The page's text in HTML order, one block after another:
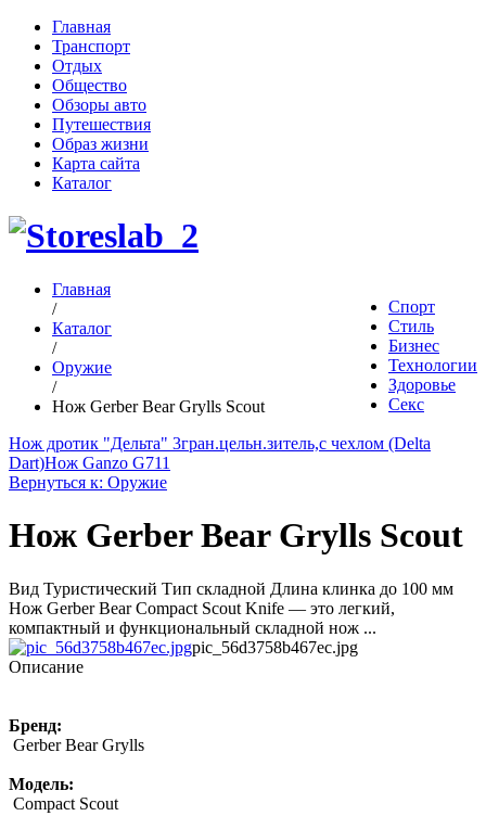
Главная
Транспорт
Отдых
Общество
Обзоры авто
Путешествия
Образ жизни
Карта сайта
Каталог
Спорт
Стиль
Бизнес
Технологии
Здоровье
Секс
Главная
/
Каталог
/
Оружие
/
Нож Gerber Bear Grylls Scout
Нож дротик "Дельта" 3гран.цельн.зитель,с чехлом (Delta
Dart)Нож Ganzo G711
Вернуться к: Оружие
Нож Gerber Bear Grylls Scout
Вид Туристический Тип складной Длина клинка до 100 мм
Нож Gerber Bear Compact Scout Knife — это легкий,
компактный и функциональный складной нож ...
pic_56d3758b467ec.jpg
Описание
Бренд:
Gerber Bear Grylls
Модель:
Compact Scout